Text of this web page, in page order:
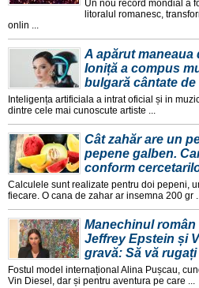
Un nou record mondial a
litoralul romanesc,
onlin ...
A apărut maneaua
Ioniță a compus
bulgară cântate de
Inteligența artificiala a intrat oficial și in
dintre cele mai cunoscute artiste ...
Cât zahăr are un
pepene galben.
conform
Calculele sunt realizate pentru doi pepeni,
fiecare. O cana de zahar ar insemna 200 gr
Manechinul
Jeffrey Epstein și
gravă: Să vă
Fostul model internațional Alina Pușcau,
Vin Diesel, dar și pentru aventura pe care ...